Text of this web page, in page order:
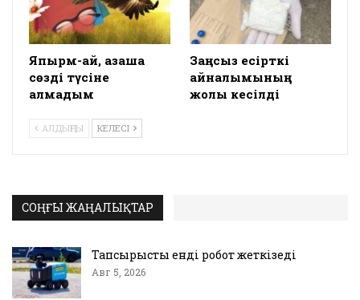
Япырм-ай, қазақша
сөзді түсіне
алмадым
Заңсыз есірткі
айналымының
жолы кесілді
АЛДЫҢҒЫ КЕЛЕСІ
СОҢҒЫ ЖАҢАЛЫҚТАР
Тапсырысты енді робот жеткізеді
Авг 5, 2026